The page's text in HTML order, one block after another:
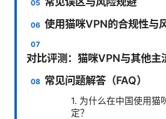
使用猫咪VPN的合规性与
对比评测：猫咪VPN与其他主
常见问题解答（FAQ）
1. 为什么在中国使用猫
定？